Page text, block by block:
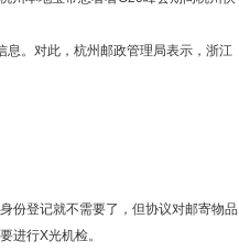
。对此，杭州邮政管理局表示，浙江
登记就不需要了，但协议对邮寄物品
进行X光机检。